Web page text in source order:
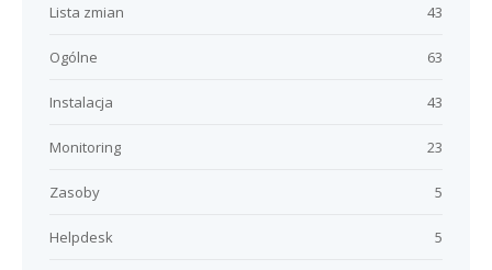
43
Lista zmian
63
Ogólne
43
Instalacja
23
Monitoring
5
Zasoby
5
Helpdesk